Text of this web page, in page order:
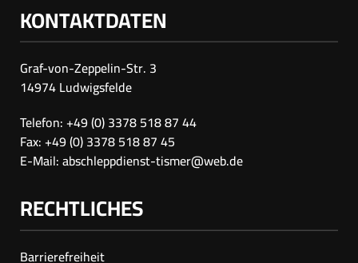
KONTAKTDATEN
Graf-von-Zeppelin-Str. 3
14974 Ludwigsfelde
Telefon: +49 (0) 3378 518 87 44
Fax: +49 (0) 3378 518 87 45
E-Mail:abschleppdienst-tismer@web.de
RECHTLICHES
Barrierefreiheit